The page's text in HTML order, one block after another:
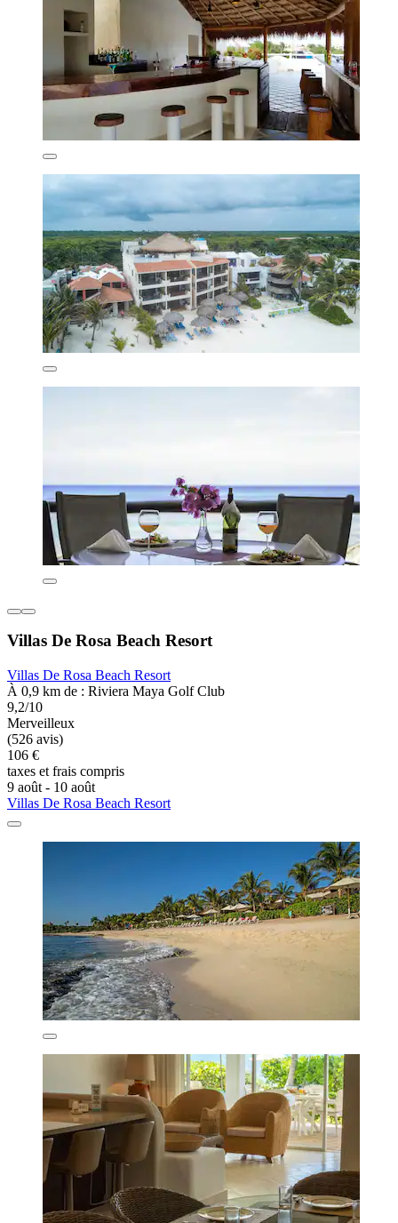
Villas De Rosa Beach Resort
Villas De Rosa Beach Resort
À 0,9 km de : Riviera Maya Golf Club
9,2/10
Merveilleux
(526 avis)
106 €
taxes et frais compris
9 août - 10 août
Villas De Rosa Beach Resort